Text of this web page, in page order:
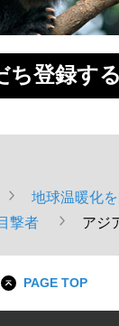
ち登録する
地球温暖化
撃者
アジ
PAGE TOP